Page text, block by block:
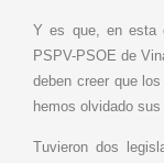
Y es que, en esta
PSPV-PSOE de
deben creer que
hemos olvidado
Tuvieron dos